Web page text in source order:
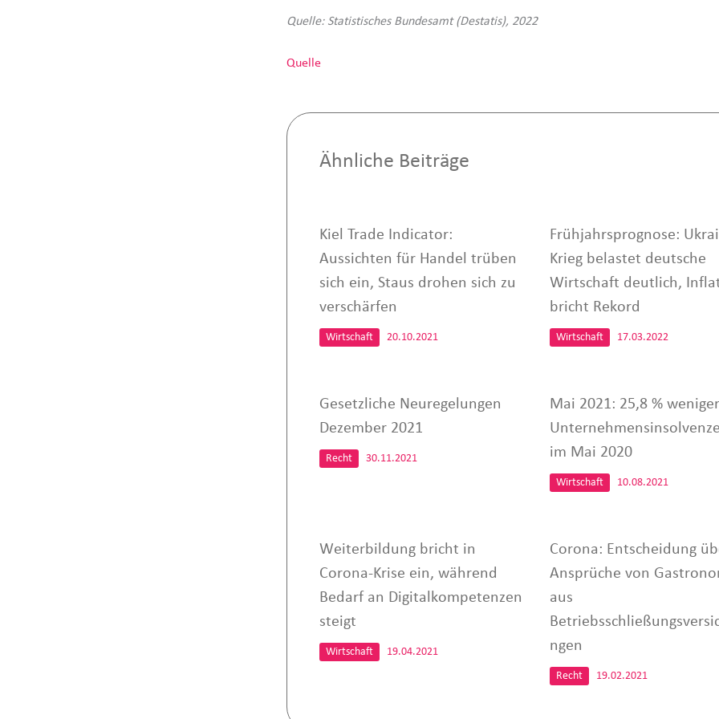
Quelle: Statistisches Bundesamt (Destatis), 2022
Quelle
Ähnliche Beiträge
Kiel Trade Indicator:
Aussichten für Handel trüben
sich ein, Staus drohen sich zu
verschärfen
Wirtschaft 20.10.2021
Frühjahrsprognose:
Krieg belastet deutsche
Wirtschaft deutlich,
bricht Rekord
Wirtschaft 17.03.2022
Gesetzliche Neuregelungen
Dezember 2021
Recht 30.11.2021
Mai 2021: 25,8 % weniger
im Mai 2020
Wirtschaft 10.08.2021
Weiterbildung bricht in
Corona-Krise ein, während
Bedarf an Digitalkompetenzen
steigt
Wirtschaft 19.04.2021
Corona: Entscheidung
Ansprüche von
aus
ngen
Recht 19.02.2021